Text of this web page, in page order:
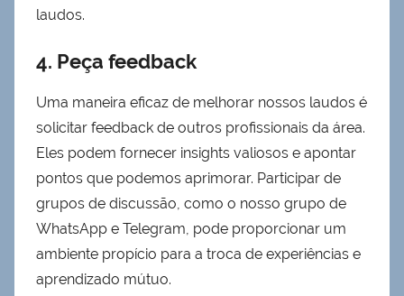
laudos.
4. Peça feedback
Uma maneira eficaz de melhorar nossos laudos é
solicitar feedback de outros profissionais da área.
Eles podem fornecer insights valiosos e apontar
pontos que podemos aprimorar. Participar de
grupos de discussão, como o nosso grupo de
WhatsApp e Telegram, pode proporcionar um
ambiente propício para a troca de experiências e
aprendizado mútuo.